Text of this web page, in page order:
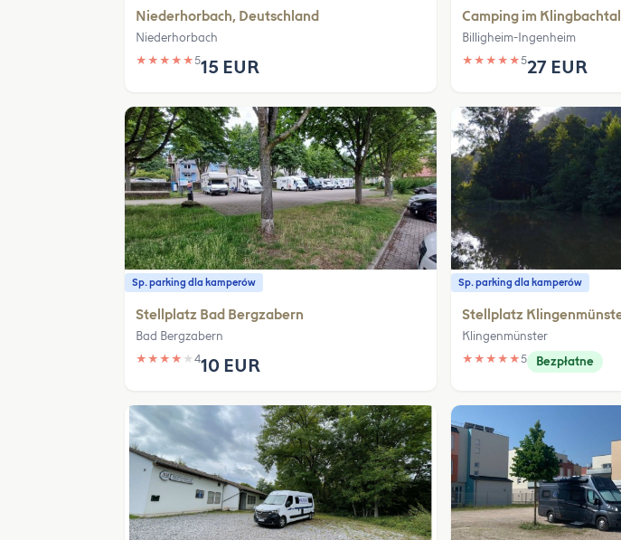
Niederhorbach, Deutschland
Niederhorbach
★ ★ ★ ★ ★515 EUR
Camping im Klingbachtal
Billigheim-Ingenheim
★ ★ ★ ★ ★527 EUR
Sp. parking dla kamperów
Stellplatz Bad Bergzabern
Bad Bergzabern
★ ★ ★ ★ ★ 410 EUR
Sp. parking dla kamperów
Stellplatz
Klingenmünster
★ ★ ★ ★ ★5 Bezpłatne